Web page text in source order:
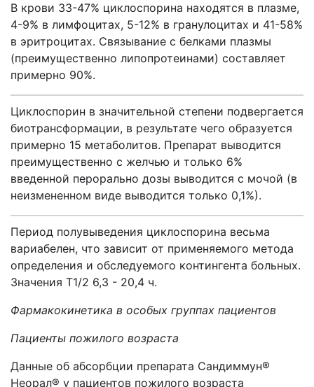
В крови 33-47% циклоспорина находятся в плазме,
4-9% в лимфоцитах, 5-12% в гранулоцитах и 41-58%
в эритроцитах. Связывание с белками плазмы
(преимущественно липопротеинами) составляет
примерно 90%.
Циклоспорин в значительной степени подвергается
биотрансформации, в результате чего образуется
примерно 15 метаболитов. Препарат выводится
преимущественно с желчью и только 6%
введенной перорально дозы выводится с мочой (в
неизмененном виде выводится только 0,1%).
Период полувыведения циклоспорина весьма
вариабелен, что зависит от применяемого метода
определения и обследуемого контингента больных.
Значения Т1/2 6,3 - 20,4 ч.
Фармакокинетика в особых группах пациентов
Пациенты пожилого возраста
Данные об абсорбции препарата Сандиммун®
Неорал® у пациентов пожилого возраста